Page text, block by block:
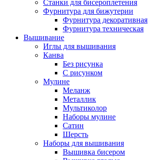
Станки для бисероплетения
Фурнитура для бижутерии
Фурнитура декоративная
Фурнитура техническая
Вышивание
Иглы для вышивания
Канва
Без рисунка
С рисунком
Мулине
Меланж
Металлик
Мультиколор
Наборы мулине
Сатин
Шерсть
Наборы для вышивания
Вышивка бисером